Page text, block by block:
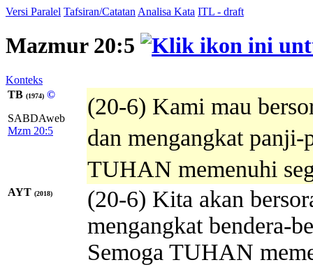
Versi Paralel Tafsiran/Catatan Analisa Kata ITL - draft
Mazmur 20:5
Konteks
TB (1974) ©
SABDAweb
Mzm 20:5
(20-6) Kami mau
dan mengangkat panji-
TUHAN memenuhi
AYT (2018)
(20-6) Kita akan
mengangkat bendera-
Semoga TUHAN